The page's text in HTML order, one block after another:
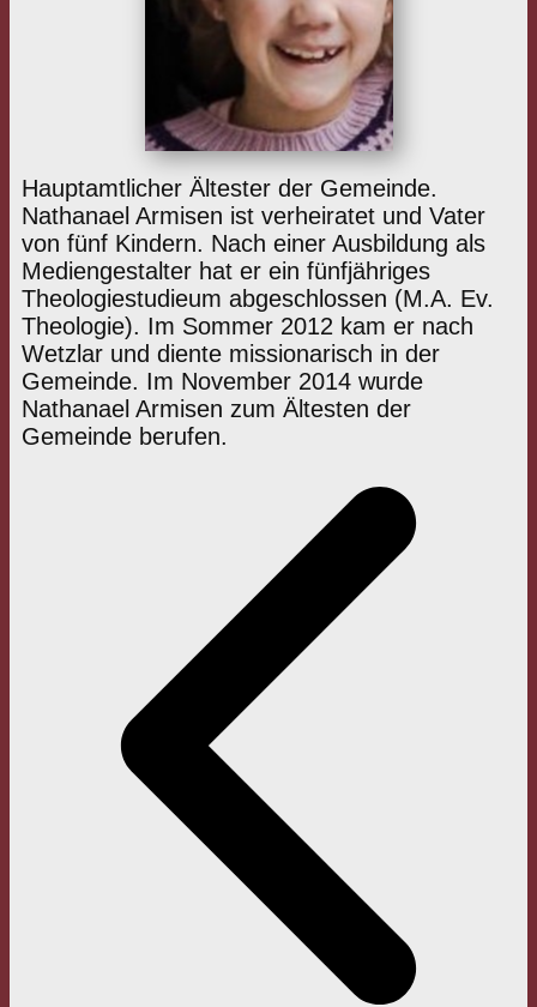
Hauptamtlicher Ältester der Gemeinde.
Nathanael Armisen ist verheiratet und Vater
von fünf Kindern. Nach einer Ausbildung als
Mediengestalter hat er ein fünfjähriges
Theologiestudieum abgeschlossen (M.A. Ev.
Theologie). Im Sommer 2012 kam er nach
Wetzlar und diente missionarisch in der
Gemeinde. Im November 2014 wurde
Nathanael Armisen zum Ältesten der
Gemeinde berufen.